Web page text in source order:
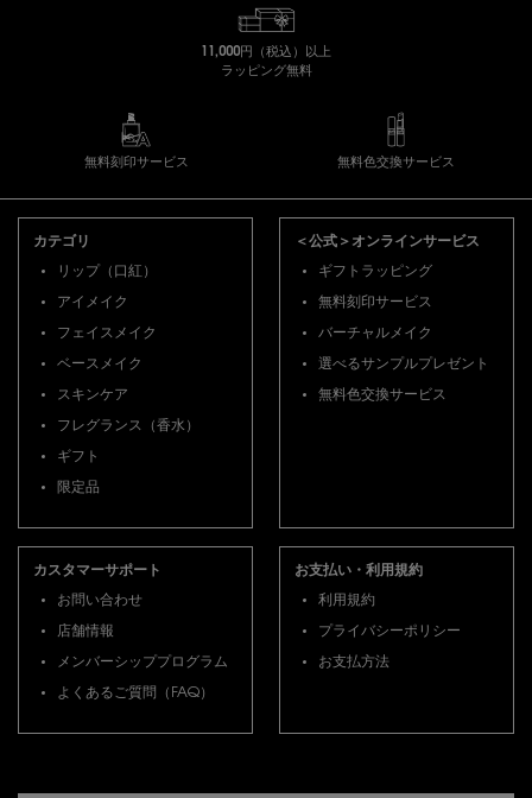
11,000円（税込）以上
ラッピング無料
無料刻印サービス 無料色交換サービス
カテゴリ
リップ（口紅）
アイメイク
フェイスメイク
ベースメイク
スキンケア
フレグランス（香水）
ギフト
限定品
＜公式＞オンラインサービス
ギフトラッピング
無料刻印サービス
バーチャルメイク
選べるサンプルプレゼント
無料色交換サービス
カスタマーサポート
お問い合わせ
店舗情報
メンバーシッププログラム
よくあるご質問（FAQ）
お支払い・利用規約
利用規約
プライバシーポリシー
お支払方法